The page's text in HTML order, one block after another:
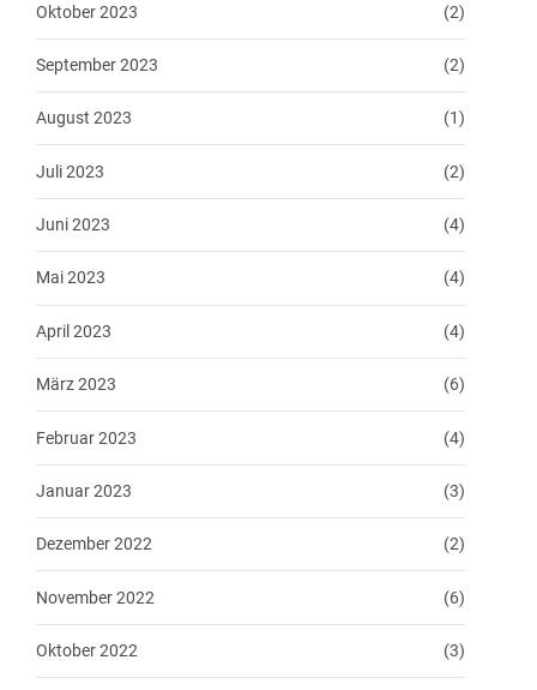
Oktober 2023 (2)
September 2023 (2)
August 2023 (1)
Juli 2023 (2)
Juni 2023 (4)
Mai 2023 (4)
April 2023 (4)
März 2023 (6)
Februar 2023 (4)
Januar 2023 (3)
Dezember 2022 (2)
November 2022 (6)
Oktober 2022 (3)